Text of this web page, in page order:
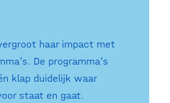
haar impact met
De programma’s
klap duidelijk waar
staat en gaat.